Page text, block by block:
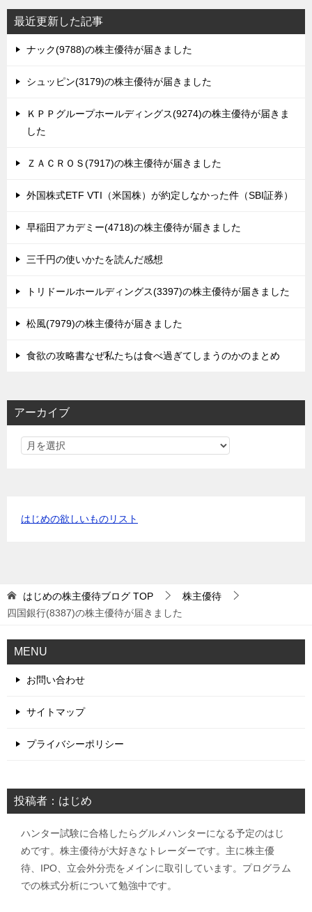
最近更新した記事
ナック(9788)の株主優待が届きました
シュッピン(3179)の株主優待が届きました
ＫＰＰグループホールディングス(9274)の株主優待が届きま
した
ＺＡＣＲＯＳ(7917)の株主優待が届きました
外国株式ETF VTI（米国株）が約定しなかった件（SBI証券）
早稲田アカデミー(4718)の株主優待が届きました
三千円の使いかたを読んだ感想
トリドールホールディングス(3397)の株主優待が届きました
松風(7979)の株主優待が届きました
食欲の攻略書なぜ私たちは食べ過ぎてしまうのかのまとめ
アーカイブ
はじめの欲しいものリスト
はじめの株主優待ブログ TOP
株主優待
四国銀行(8387)の株主優待が届きました
MENU
お問い合わせ
サイトマップ
プライバシーポリシー
投稿者：はじめ
ハンター試験に合格したらグルメハンターになる予定のはじ
めです。株主優待が大好きなトレーダーです。主に株主優
待、IPO、立会外分売をメインに取引しています。プログラム
での株式分析について勉強中です。